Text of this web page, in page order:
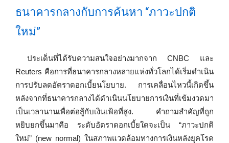
ธนาคารกลางกับการค้นหา “ภาวะปกติ
ใหม่”
ประเด็นที่ได้รับความสนใจอย่างมากจาก CNBC และ
Reuters คือการที่ธนาคารกลางหลายแห่งทั่วโลกได้เริ่มดำเนิน
การปรับลดอัตราดอกเบี้ยนโยบาย. การเคลื่อนไหวนี้เกิดขึ้น
หลังจากที่ธนาคารกลางได้ดำเนินนโยบายการเงินที่เข้มงวดมา
เป็นเวลานานเพื่อต่อสู้กับเงินเฟ้อที่สูง. คำถามสำคัญที่ถูก
หยิบยกขึ้นมาคือ ระดับอัตราดอกเบี้ยใดจะเป็น “ภาวะปกติ
ใหม่” (new normal) ในสภาพแวดล้อมทางการเงินหลังยุคโรค